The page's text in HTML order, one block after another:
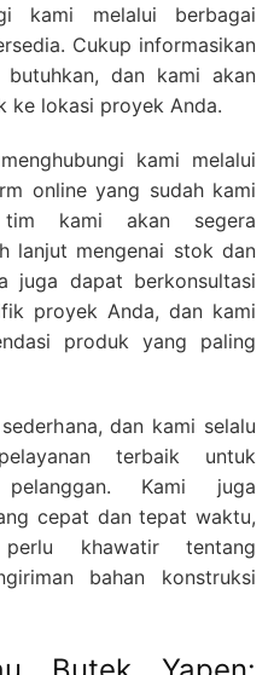
kami melalui berbagai
Cukup informasikan
dan kami akan
ke lokasi proyek Anda.
kami melalui
online yang sudah kami
kami akan segera
lanjut mengenai stok dan
juga dapat berkonsultasi
proyek Anda, dan kami
produk yang paling
dan kami selalu
terbaik untuk
pelanggan. Kami juga
cepat dan tepat waktu,
khawatir tentang
bahan konstruksi